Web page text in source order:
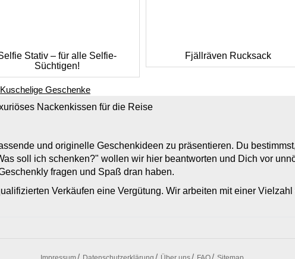
Stativ – für alle Selfie-
Süchtigen!
Fjällräven Rucksack
Kuschelige Geschenke
Nackenkissen für die Reise
und originelle Geschenkideen zu präsentieren. Du
soll ich schenken?" wollen wir hier beantworten und Dich vor
fragen und Spaß dran haben.
Verkäufen eine Vergütung. Wir arbeiten mit einer